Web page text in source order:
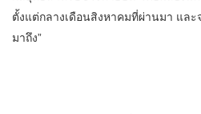
ตั้งแต่กลางเดือนสิงหาคมที่ผ่านมา แล
มาถึง”